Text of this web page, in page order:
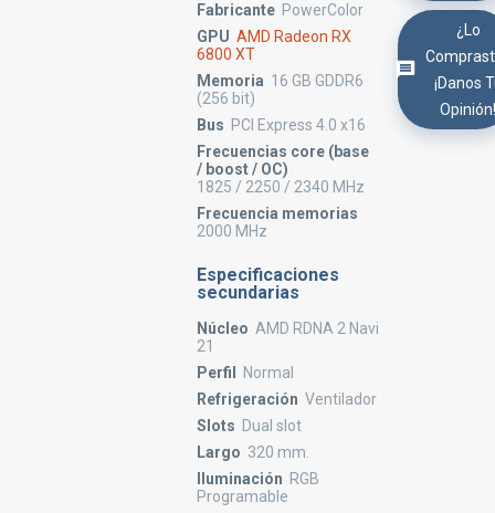
Fabricante PowerColor
GPU AMD Radeon RX
6800 XT
Memoria 16 GB GDDR6
(256 bit)
Bus PCI Express 4.0 x16
Frecuencias core (base
/ boost / OC)
1825 / 2250 / 2340 MHz
Frecuencia memorias
2000 MHz
Especificaciones
secundarias
Núcleo AMD RDNA 2 Navi
21
Perfil
Normal
Refrigeración Ventilador
Slots Dual slot
Largo 320 mm.
Iluminación RGB
Programable
¿Lo
¡Danos